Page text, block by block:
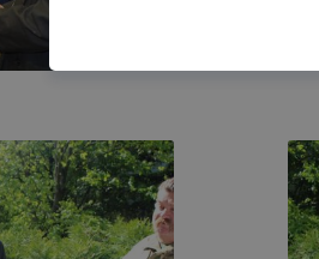
használja Ön a honlapot
látogatja, vagy
még jobb felhasználói
legtöbb böngésző
ezek általában
célja honlapunk
lehetővé tétele, a cookie-